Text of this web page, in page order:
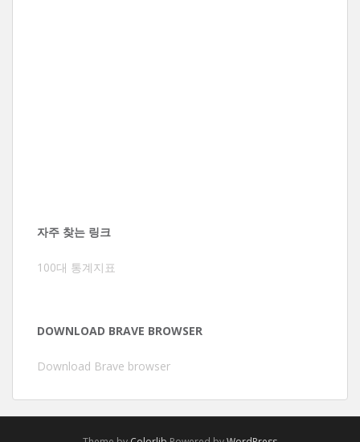
자주 찾는 링크
100대 통계지표
DOWNLOAD BRAVE BROWSER
Download Brave browser